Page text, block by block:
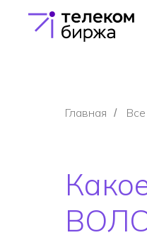
Главная /